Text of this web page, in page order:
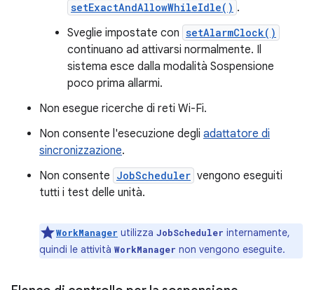
setExactAndAllowWhileIdle() .
Sveglie impostate con setAlarmClock()
continuano ad attivarsi normalmente. Il
sistema esce dalla modalità Sospensione
poco prima allarmi.
Non esegue ricerche di reti Wi-Fi.
Non consente l'esecuzione degli adattatore di
sincronizzazione.
Non consente JobScheduler vengono eseguiti
tutti i test delle unità.
WorkManager utilizza JobScheduler internamente,
quindi le attività WorkManager non vengono eseguite.